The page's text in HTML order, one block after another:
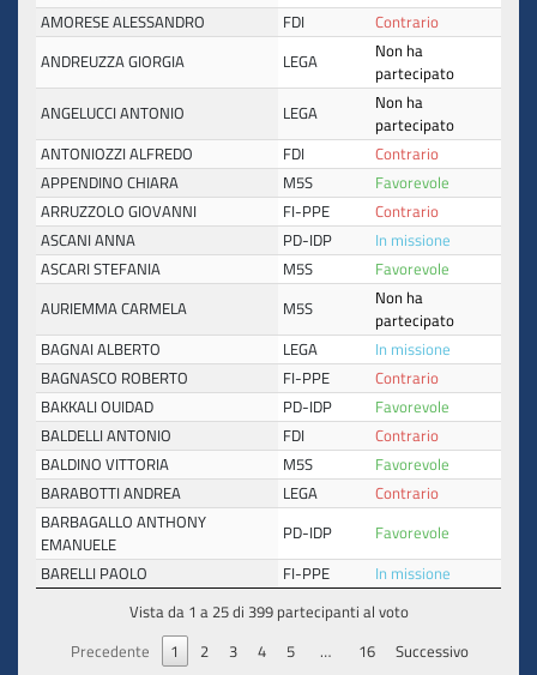
AMORESE ALESSANDRO
FDI
Contrario
ANDREUZZA GIORGIA
LEGA
Non ha
partecipato
ANGELUCCI ANTONIO
LEGA
Non ha
partecipato
ANTONIOZZI ALFREDO
FDI
Contrario
APPENDINO CHIARA
M5S
Favorevole
ARRUZZOLO GIOVANNI
FI-PPE
Contrario
ASCANI ANNA
PD-IDP
In missione
ASCARI STEFANIA
M5S
Favorevole
AURIEMMA CARMELA
M5S
Non ha
partecipato
BAGNAI ALBERTO
LEGA
In missione
BAGNASCO ROBERTO
FI-PPE
Contrario
BAKKALI OUIDAD
PD-IDP
Favorevole
BALDELLI ANTONIO
FDI
Contrario
BALDINO VITTORIA
M5S
Favorevole
BARABOTTI ANDREA
LEGA
Contrario
BARBAGALLO ANTHONY
EMANUELE
PD-IDP
Favorevole
BARELLI PAOLO
FI-PPE
In missione
Vista da 1 a 25 di 399 partecipanti al voto
Precedente
1 2 3 4 5 … 16 Successivo